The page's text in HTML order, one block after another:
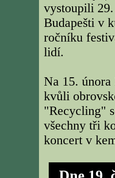
vystoupili
Budapešti v
ročníku
lidí.
Na 15.
kvůli
"Recycling"
všechny tři
koncert v